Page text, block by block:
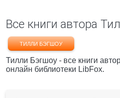
Все книги автора
ТИЛЛИ БЭГШОУ
Тилли Бэгшоу - все книги
онлайн библиотеки LibFox.